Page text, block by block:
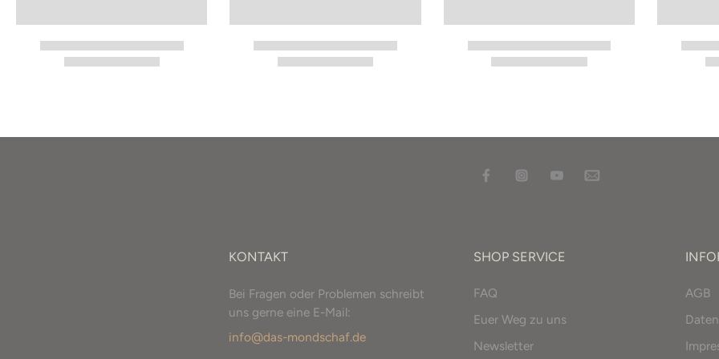
KONTAKT
Bei Fragen oder Problemen schreibt
uns gerne eine E-Mail:
info@das-mondschaf.de
SHOP SERVICE
FAQ
Euer Weg zu uns
Newsletter
AGB